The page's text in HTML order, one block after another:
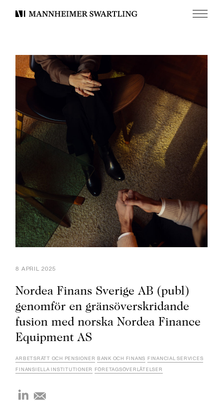
Mannheimer
Meny
8 APRIL 2025
Nordea Finans Sverige AB (publ)
genomför en gränsöverskridande
fusion med norska Nordea Finance
Equipment AS
ARBETSRÄTT OCH PENSIONER BANK OCH FINANS FINANCIAL SERVICES
FINANSIELLA INSTITUTIONER FÖRETAGSÖVERLÅTELSER